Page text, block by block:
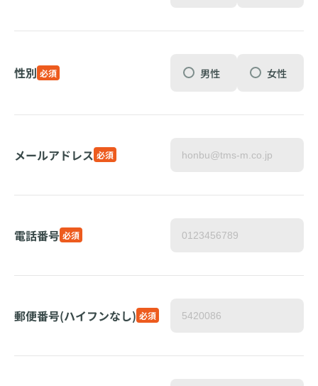
性別 必須 男性 女性
メールアドレス 必須
電話番号 必須
郵便番号(ハイフンなし) 必須